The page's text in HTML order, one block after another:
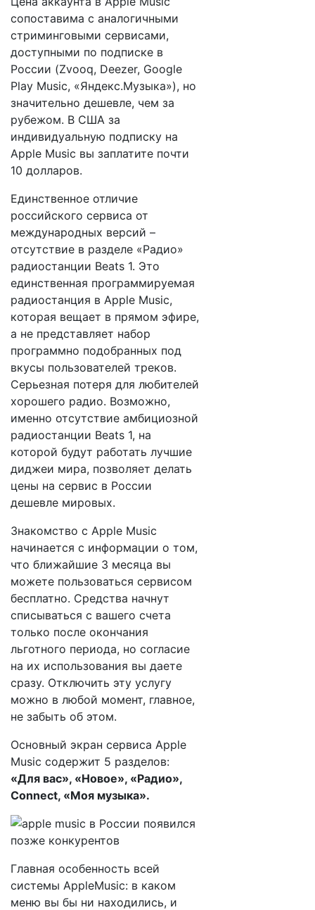
сопоставима с аналогичными
стриминговыми сервисами,
доступными по подписке в
России (Zvooq, Deezer, Google
Play Music, «Яндекс.Музыка»), но
значительно дешевле, чем за
рубежом. В США за
индивидуальную подписку на
Apple Music вы заплатите почти
10 долларов.
Единственное отличие
российского сервиса от
международных версий –
отсутствие в разделе «Радио»
радиостанции Beats 1. Это
единственная программируемая
радиостанция в Apple Music,
которая вещает в прямом эфире,
а не представляет набор
программно подобранных под
вкусы пользователей треков.
Серьезная потеря для любителей
хорошего радио. Возможно,
именно отсутствие амбициозной
радиостанции Beats 1, на
которой будут работать лучшие
диджеи мира, позволяет делать
цены на сервис в России
дешевле мировых.
Знакомство с Apple Music
начинается с информации о том,
что ближайшие 3 месяца вы
можете пользоваться сервисом
бесплатно. Средства начнут
списываться с вашего счета
только после окончания
льготного периода, но согласие
на их использования вы даете
сразу. Отключить эту услугу
можно в любой момент, главное,
не забыть об этом.
Основный экран сервиса Apple
Music содержит 5 разделов:
«Для вас», «Новое», «Радио»,
Connect, «Моя музыка».
Главная особенность всей
системы AppleMusic: в каком
меню вы бы ни находились, и